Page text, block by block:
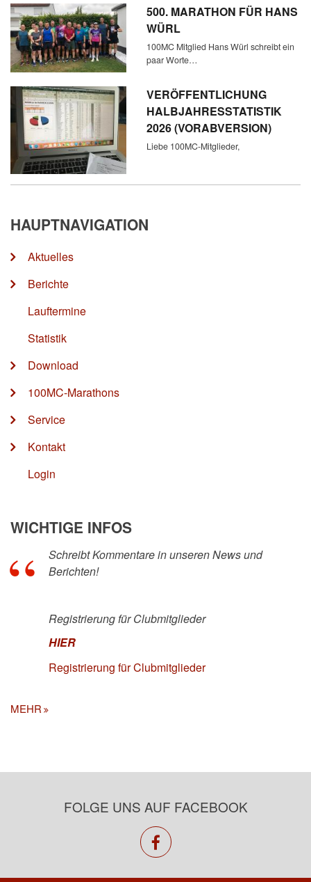
500. MARATHON FÜR HANS
WÜRL
100MC Mitglied Hans Würl schreibt ein
paar Worte…
VERÖFFENTLICHUNG
HALBJAHRESSTATISTIK
2026 (VORABVERSION)
Liebe 100MC-Mitglieder,
HAUPTNAVIGATION
Aktuelles
Berichte
Lauftermine
Statistik
Download
100MC-Marathons
Service
Kontakt
Login
WICHTIGE INFOS
Schreibt Kommentare in unseren News und
Berichten!
Registrierung für Clubmitglieder
HIER
Registrierung für Clubmitglieder
MEHR
FOLGE UNS AUF FACEBOOK
facebook